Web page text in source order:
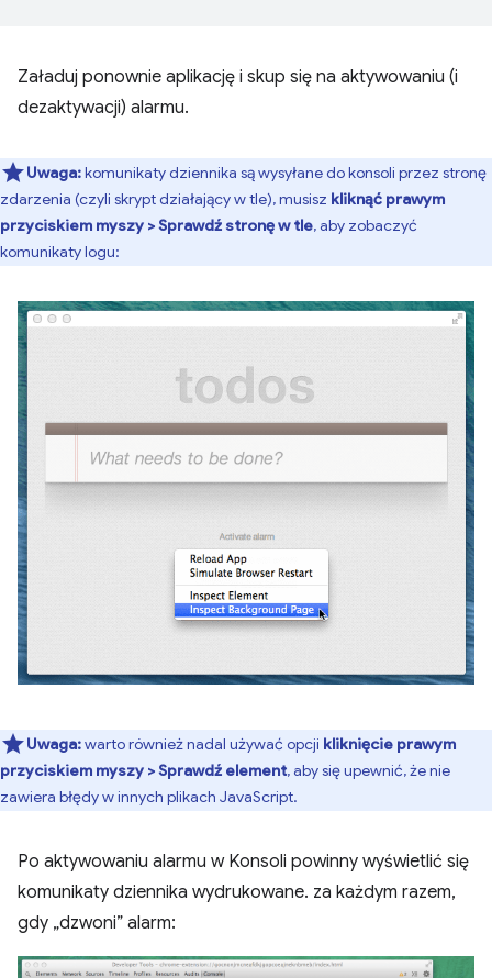
Załaduj ponownie aplikację i skup się na aktywowaniu (i
dezaktywacji) alarmu.
Uwaga:komunikaty dziennika są wysyłane do konsoli przez stronę
zdarzenia (czyli skrypt działający w tle), musisz kliknąć prawym
przyciskiem myszy > Sprawdź stronę w tle, aby zobaczyć
komunikaty logu:
Uwaga:warto również nadal używać opcji kliknięcie prawym
przyciskiem myszy > Sprawdź element, aby się upewnić, że nie
zawiera błędy w innych plikach JavaScript.
Po aktywowaniu alarmu w Konsoli powinny wyświetlić się
komunikaty dziennika wydrukowane. za każdym razem,
gdy „dzwoni” alarm: